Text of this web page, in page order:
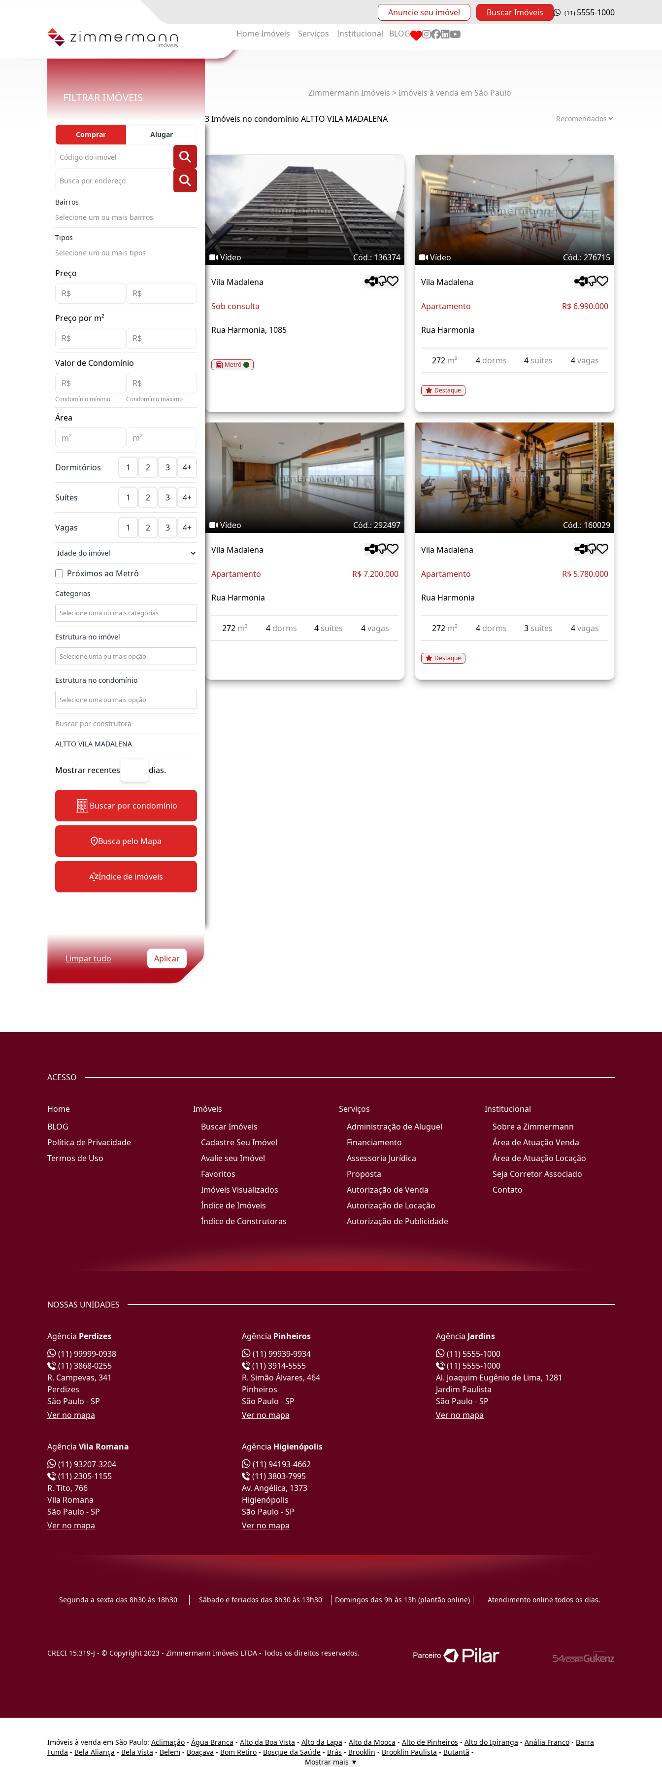
Anuncie seu imóvel Buscar Imóveis (11) 5555-1000
Home Imóveis Serviços Institucional BLOG
FILTRAR IMÓVEIS
Comprar Alugar
Bairros
Selecione um ou mais bairros
Tipos
Selecione um ou mais tipos
Preço
Preço por m²
Valor de Condomínio
Condomínio mínimo Condomínio máximo
Área
Dormitórios 1 2 3 4+
Suítes 1 2 3 4+
Vagas 1 2 3 4+
Próximos ao Metrô
Categorias
Estrutura no imóvel
Estrutura no condomínio
Mostrar recentes dias.
Buscar por condomínio
Busca pelo Mapa
Índice de imóveis
Limpar tudo Aplicar
Zimmermann Imóveis > Imóveis à venda em São Paulo
3 Imóveis no condomínio ALTTO VILA MADALENA
Vídeo Cód.: 136374
Vila Madalena
Sob consulta
Rua Harmonia, 1085
Metrô
Vídeo Cód.: 276715
Vila Madalena
Apartamento R$ 6.990.000
Rua Harmonia
272 m² 4 dorms 4 suítes 4vagas
Destaque
Vídeo Cód.: 292497
Vila Madalena
Apartamento R$ 7.200.000
Rua Harmonia
272 m² 4 dorms 4 suítes 4vagas
Cód.: 160029
Vila Madalena
Apartamento R$ 5.780.000
Rua Harmonia
272 m² 4 dorms 3 suítes 4vagas
Destaque
ACESSO
Home
BLOG
Política de Privacidade
Termos de Uso
Imóveis
Buscar Imóveis
Cadastre Seu Imóvel
Avalie seu Imóvel
Favoritos
Imóveis Visualizados
Índice de Imóveis
Índice de Construtoras
Serviços
Administração de Aluguel
Financiamento
Assessoria Jurídica
Proposta
Autorização de Venda
Autorização de Locação
Autorização de Publicidade
Institucional
Sobre a Zimmermann
Área de Atuação Venda
Área de Atuação Locação
Seja Corretor Associado
Contato
NOSSAS UNIDADES
Agência Perdizes
(11) 99999-0938
(11) 3868-0255
R. Campevas, 341
Perdizes
São Paulo - SP
Ver no mapa
Agência Pinheiros
(11) 99939-9934
(11) 3914-5555
R. Simão Álvares, 464
Pinheiros
São Paulo - SP
Ver no mapa
Agência Jardins
(11) 5555-1000
(11) 5555-1000
Al. Joaquim Eugênio de Lima, 1281
Jardim Paulista
São Paulo - SP
Ver no mapa
Agência Vila Romana
(11) 93207-3204
(11) 2305-1155
R. Tito, 766
Vila Romana
São Paulo - SP
Ver no mapa
Agência Higienópolis
(11) 94193-4662
(11) 3803-7995
Av. Angélica, 1373
Higienópolis
São Paulo - SP
Ver no mapa
Segunda a sexta das 8h30 às 18h30 Sábado e feriados das 8h30 às 13h30 Domingos das 9h às 13h (plantão online) Atendimento online todos os dias.
CRECI 15.319-J - © Copyright 2023 - Zimmermann Imóveis LTDA - Todos os direitos reservados.
Imóveis à venda em São Paulo: Aclimação - Água Branca - Alto da Boa Vista - Alto da Lapa - Alto da Mooca - Alto de Pinheiros - Alto do Ipiranga - Anália Franco - Barra
Funda - Bela Aliança - Bela Vista - Belem - Boaçava - Bom Retiro - Bosque da Saúde - Brás - Brooklin - Brooklin Paulista - Butantã -
Mostrar mais ▼